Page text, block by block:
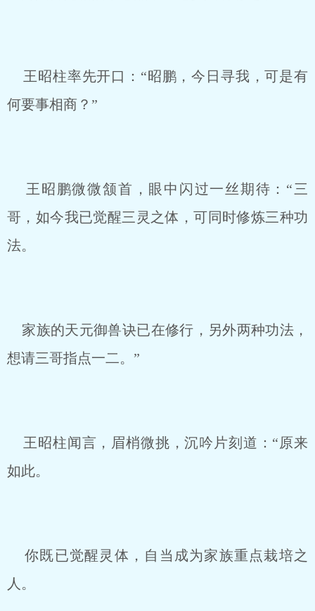
王昭柱率先开口：“昭鹏，今日寻我，可是有
何要事相商？”
王昭鹏微微颔首，眼中闪过一丝期待：“三
哥，如今我已觉醒三灵之体，可同时修炼三种功
法。
家族的天元御兽诀已在修行，另外两种功法，
想请三哥指点一二。”
王昭柱闻言，眉梢微挑，沉吟片刻道：“原来
如此。
你既已觉醒灵体，自当成为家族重点栽培之
人。